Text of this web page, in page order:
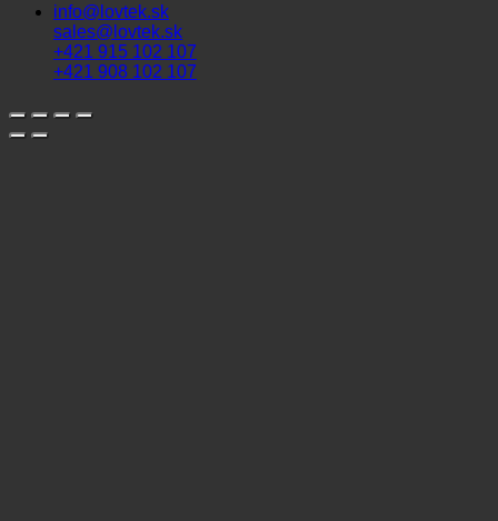
info@lovtek.sk
sales@lovtek.sk
+421 915 102 107
+421 908 102 107